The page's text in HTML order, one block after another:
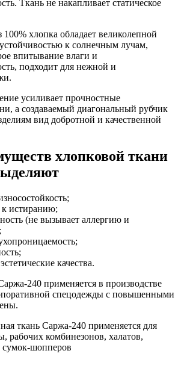
Ткань не накапливает статическое
хлопка обладает великолепной
к солнечным лучам,
впитывание влаги и
подходит для нежной и
усиливает прочностные
а создаваемый диагональный рубчик
вид добротной и качественной
хлопковой ткани
к истиранию;
(не вызывает аллергию и
качества.
240 применяется в производстве
спецодежды с повышенными
ткань Саржа-240 применяется для
рабочих комбинезонов, халатов,
шопперов